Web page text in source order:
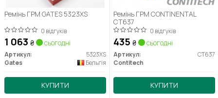
Ремінь ГРМ GATES 5323XS
0 відгуків
1 063 ₴ сьогодні
Артикул:
5323XS
Gates
Бельгія
КУПИТИ
Ремінь ГРМ CONTINENTAL
CT637
0 відгуків
435 ₴ сьогодні
Артикул:
CT637
Contitech
КУПИТИ